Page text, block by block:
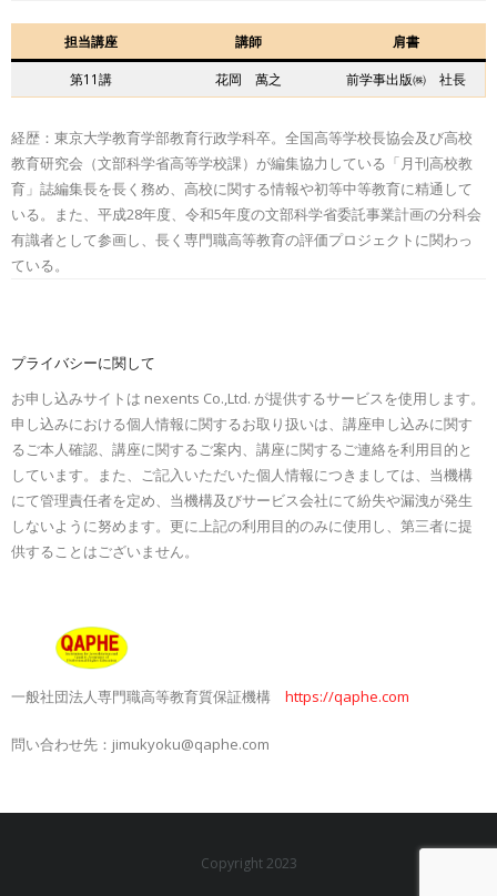
担当講座 講師 肩書
第11講 花岡 萬之 前学事出版㈱ 社長
経歴：東京大学教育学部教育行政学科卒。全国高等学校長協会及び高校
教育研究会（文部科学省高等学校課）が編集協力している「月刊高校教
育」誌編集長を長く務め、高校に関する情報や初等中等教育に精通して
いる。また、平成28年度、令和5年度の文部科学省委託事業計画の分科会
有識者として参画し、長く専門職高等教育の評価プロジェクトに関わっ
ている。
プライバシーに関して
お申し込みサイトは nexents Co.,Ltd. が提供するサービスを使用します。
申し込みにおける個人情報に関するお取り扱いは、講座申し込みに関す
るご本人確認、講座に関するご案内、講座に関するご連絡を利用目的と
しています。また、ご記入いただいた個人情報につきましては、当機構
にて管理責任者を定め、当機構及びサービス会社にて紛失や漏洩が発生
しないように努めます。更に上記の利用目的のみに使用し、第三者に提
供することはございません。
一般社団法人専門職高等教育質保証機構 https://qaphe.com
問い合わせ先：jimukyoku@qaphe.com
Copyright 2023